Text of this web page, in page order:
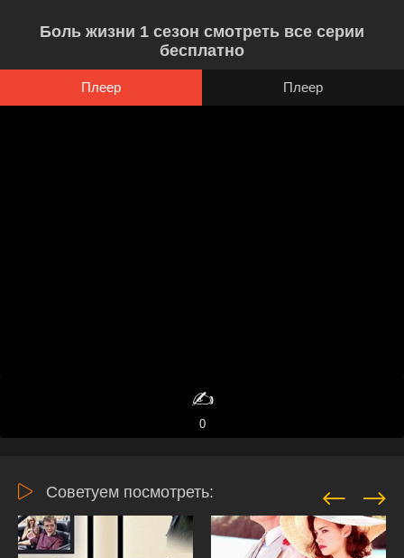
Боль жизни 1 сезон смотреть все серии
бесплатно
Плеер Плеер
✍️
0
Советуем посмотреть: